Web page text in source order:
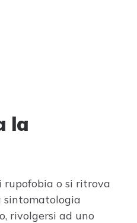
la
rupofobia o si ritrova
sintomatologia
rivolgersi ad uno